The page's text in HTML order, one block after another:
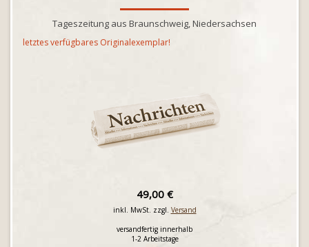
Tageszeitung aus Braunschweig, Niedersachsen
letztes verfügbares Originalexemplar!
49,00 €
inkl. MwSt. zzgl. Versand
versandfertig innerhalb
1-2 Arbeitstage